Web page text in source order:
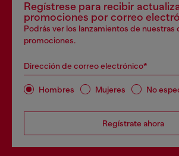
Regístrese para recibir
promociones por correo
Podrás ver los lanzamientos de nuestras
promociones.
Dirección de correo electrónico*
Hombres Mujeres No
Regístrate ahora